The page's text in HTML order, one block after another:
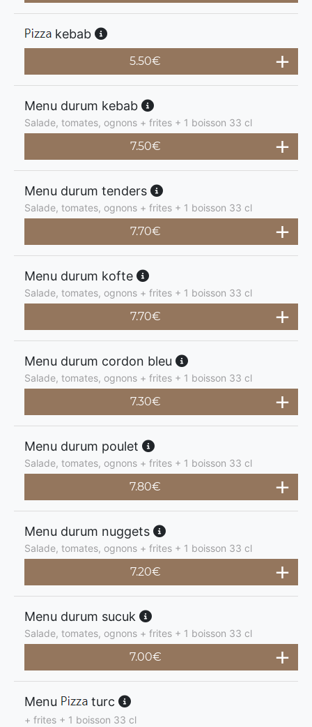
kebab
5.50€
Menu durum kebab
Salade, tomates, ognons + frites + 1 boisson 33 cl
7.50€
Menu durum tenders
Salade, tomates, ognons + frites + 1 boisson 33 cl
7.70€
Menu durum kofte
Salade, tomates, ognons + frites + 1 boisson 33 cl
7.70€
Menu durum cordon bleu
Salade, tomates, ognons + frites + 1 boisson 33 cl
7.30€
Menu durum poulet
Salade, tomates, ognons + frites + 1 boisson 33 cl
7.80€
Menu durum nuggets
Salade, tomates, ognons + frites + 1 boisson 33 cl
7.20€
Menu durum sucuk
Salade, tomates, ognons + frites + 1 boisson 33 cl
7.00€
Menu turc
+ frites + 1 boisson 33 cl